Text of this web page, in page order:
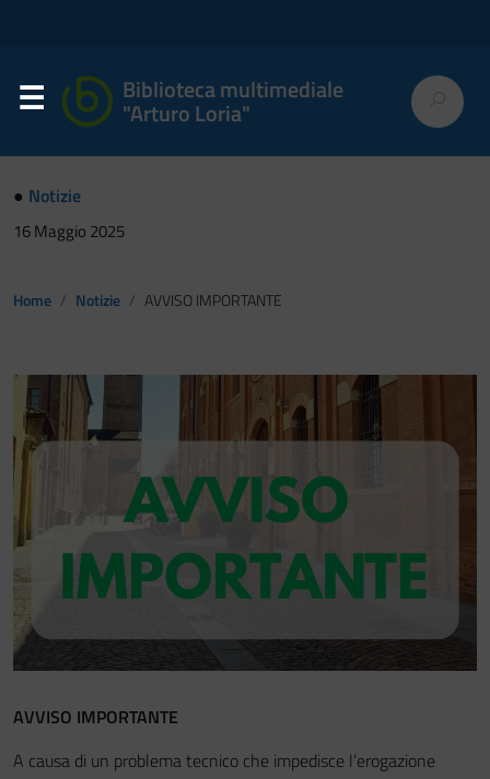
Biblioteca multimediale
"Arturo Loria"
Festa del Racconto
IL CASTELLO DEI RAGAZZI
● Notizie
16 Maggio 2025
Home Notizie AVVISO IMPORTANTE
AVVISO IMPORTANTE
A causa di un problema tecnico che impedisce l’erogazione